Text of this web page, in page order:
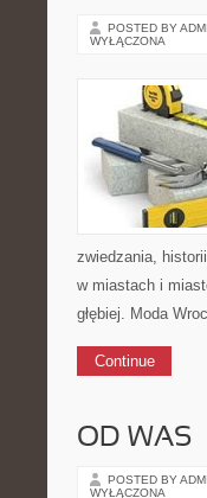
POSTED BY
WYŁĄCZONA
zwiedzania,
w miastach i
głębiej. Moda
Continue
OD WAS
POSTED BY
WYŁĄCZONA